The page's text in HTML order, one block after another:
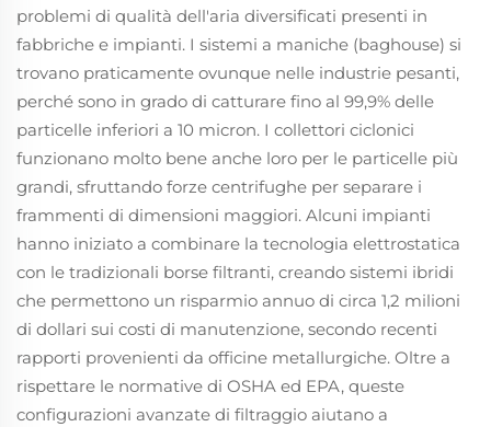
problemi di qualità dell'aria diversificati presenti in
fabbriche e impianti. I sistemi a maniche (baghouse) si
trovano praticamente ovunque nelle industrie pesanti,
perché sono in grado di catturare fino al 99,9% delle
particelle inferiori a 10 micron. I collettori ciclonici
funzionano molto bene anche loro per le particelle più
grandi, sfruttando forze centrifughe per separare i
frammenti di dimensioni maggiori. Alcuni impianti
hanno iniziato a combinare la tecnologia elettrostatica
con le tradizionali borse filtranti, creando sistemi ibridi
che permettono un risparmio annuo di circa 1,2 milioni
di dollari sui costi di manutenzione, secondo recenti
rapporti provenienti da officine metallurgiche. Oltre a
rispettare le normative di OSHA ed EPA, queste
configurazioni avanzate di filtraggio aiutano a